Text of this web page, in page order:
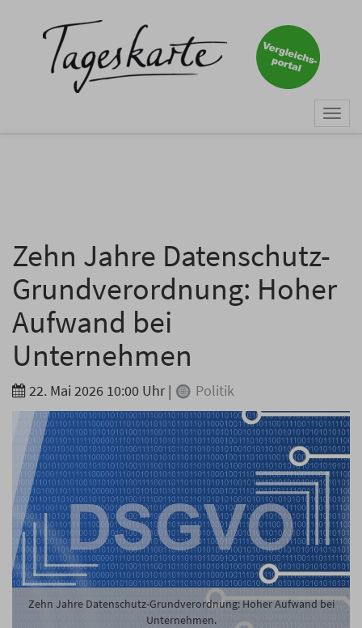
Zehn Jahre Datenschutz-
Grundverordnung: Hoher
Aufwand bei
Unternehmen
22. Mai 2026 10:00 Uhr | Politik
Zehn Jahre Datenschutz-Grundverordnung: Hoher Aufwand bei
Unternehmen.
Keine Nachricht mehr
verpassen!
E-Mail*
Branche
Ich möchte folgende Newsletter erhalten
Tageskarte-Newsletter (gegen 8.30 Uhr)
Ich habe dieDatenschutzerklärungzur Kenntnis
genommen.
Anmelden Danke, heute nicht